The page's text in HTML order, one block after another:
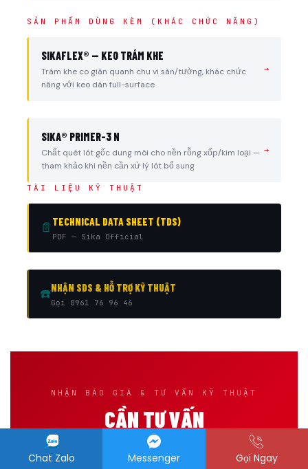
SẢN PHẨM DÙNG KÈM (KHÁC CHỨC NĂNG)
SIKAFLEX® — KEO TRÁM KHE
Trám khe co giãn quanh chu vi sàn/tường, khác chức
năng với keo dán full-surface
→
SIKA® PRIMER-3 N
Chất quét lót gốc dung môi cho nền rỗng xốp/kim loại —
tham khảo khi nền cần xử lý lót bổ sung
→
TÀI LIỆU KỸ THUẬT
📄 TECHNICAL DATA SHEET (TDS)
PDF — Sika Official
☎️NHẬN SDS & HỖ TRỢ KỸ THUẬT
Gọi 0961 76 96 46
NHẬN BÁO GIÁ & TƯ VẤN KỸ THUẬT
CẦN TƯ VẤN
SIKABOND®-T54 FC?
Chat Zalo Messenger Gọi Ngay